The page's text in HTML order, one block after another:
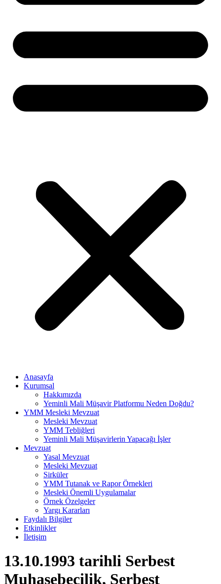
Anasayfa
Kurumsal
Hakkımızda
Yeminli Mali Müşavir Platformu Neden Doğdu?
YMM Mesleki Mevzuat
Mesleki Mevzuat
YMM Tebliğleri
Yeminli Mali Müşavirlerin Yapacağı İşler
Mevzuat
Yasal Mevzuat
Mesleki Mevzuat
Sirküler
YMM Tutanak ve Rapor Örnekleri
Mesleki Önemli Uygulamalar
Örnek Özelgeler
Yargı Kararları
Faydalı Bilgiler
Etkinlikler
İletişim
13.10.1993 tarihli Serbest
Muhasebecilik, Serbest